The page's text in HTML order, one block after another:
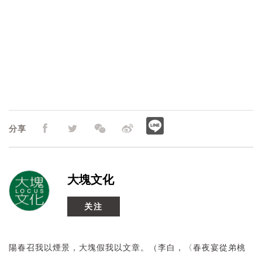
分享
大塊文化
关注
陽春召我以煙景，大塊假我以文章。（李白，〈春夜宴從弟桃
【2025 SR】《进烤箱的好日子》暨《不吠》《小碎肉